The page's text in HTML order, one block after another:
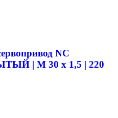
NC
| M 30 x 1,5 | 220